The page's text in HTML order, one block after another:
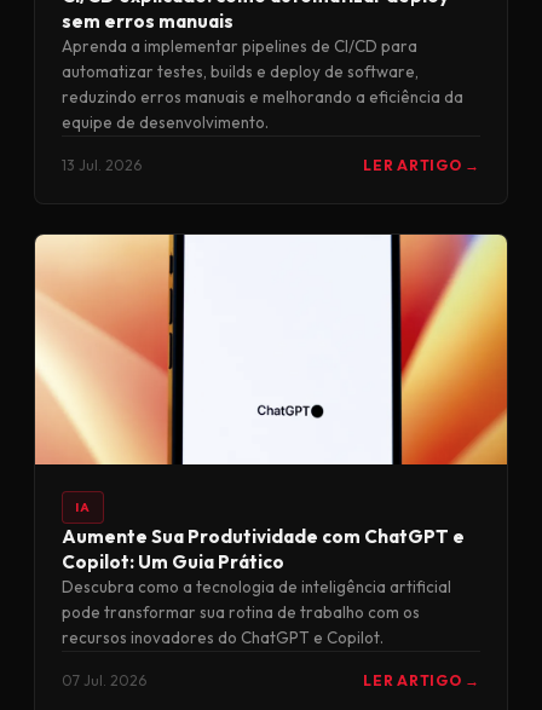
sem erros manuais
Aprenda a implementar pipelines de CI/CD para
automatizar testes, builds e deploy de software,
reduzindo erros manuais e melhorando a eficiência da
equipe de desenvolvimento.
13 Jul. 2026 LER ARTIGO →
IA
Aumente Sua Produtividade com ChatGPT e
Copilot: Um Guia Prático
Descubra como a tecnologia de inteligência artificial
pode transformar sua rotina de trabalho com os
recursos inovadores do ChatGPT e Copilot.
07 Jul. 2026 LER ARTIGO →